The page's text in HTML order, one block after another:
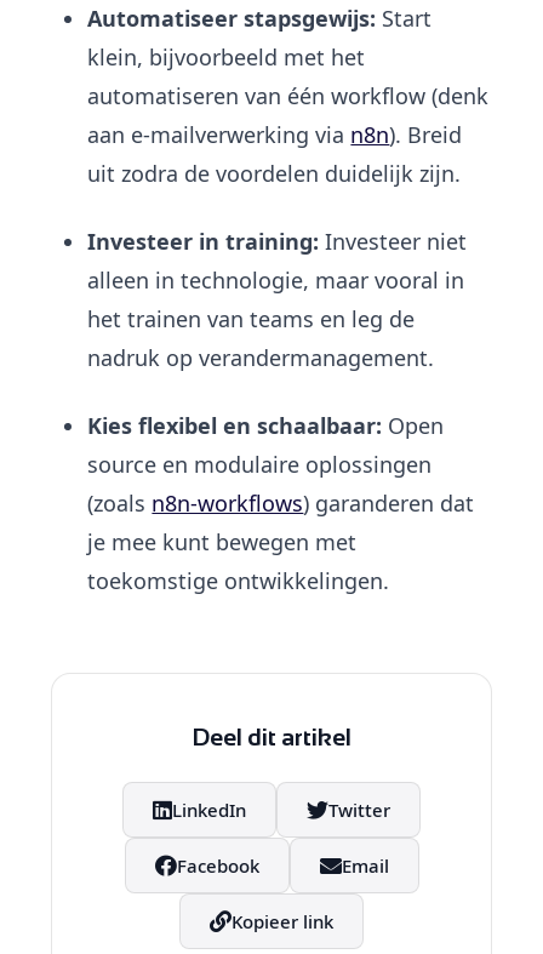
Automatiseer stapsgewijs: Start
klein, bijvoorbeeld met het
automatiseren van één workflow (denk
aan e-mailverwerking via n8n). Breid
uit zodra de voordelen duidelijk zijn.
Investeer in training: Investeer niet
alleen in technologie, maar vooral in
het trainen van teams en leg de
nadruk op verandermanagement.
Kies flexibel en schaalbaar: Open
source en modulaire oplossingen
(zoals n8n-workflows) garanderen dat
je mee kunt bewegen met
toekomstige ontwikkelingen.
Deel dit artikel
LinkedIn Twitter
Facebook Email
Kopieer link